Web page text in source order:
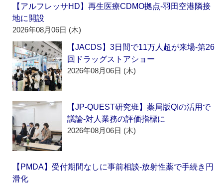
【アルフレッサHD】再生医療CDMO拠点‐羽田空港隣接
地に開設
2026年08月06日 (木)
【JACDS】3日間で11万人超が来場‐第26
回ドラッグストアショー
2026年08月06日 (木)
【JP-QUEST研究班】薬局版QIの活用で
議論‐対人業務の評価指標に
2026年08月06日 (木)
【PMDA】受付期間なしに事前相談‐放射性薬で手続き円
滑化